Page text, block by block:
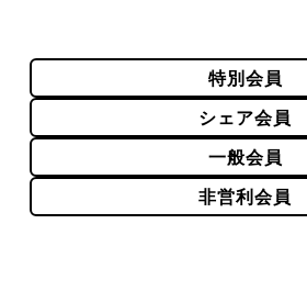
特別会員
シェア会員
一般会員
非営利会員